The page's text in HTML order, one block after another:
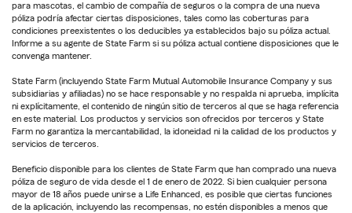
para mascotas, el cambio de compañía de seguros o la compra de una nueva
póliza podría afectar ciertas disposiciones, tales como las coberturas para
condiciones preexistentes o los deducibles ya establecidos bajo su póliza actual.
Informe a su agente de State Farm si su póliza actual contiene disposiciones que le
convenga mantener.
State Farm (incluyendo State Farm Mutual Automobile Insurance Company y sus
subsidiarias y afiliadas) no se hace responsable y no respalda ni aprueba, implícita
ni explícitamente, el contenido de ningún sitio de terceros al que se haga referencia
en este material. Los productos y servicios son ofrecidos por terceros y State
Farm no garantiza la mercantabilidad, la idoneidad ni la calidad de los productos y
servicios de terceros.
Beneficio disponible para los clientes de State Farm que han comprado una nueva
póliza de seguro de vida desde el 1 de enero de 2022. Si bien cualquier persona
mayor de 18 años puede unirse a Life Enhanced, es posible que ciertas funciones
de la aplicación, incluyendo las recompensas, no estén disponibles a menos que